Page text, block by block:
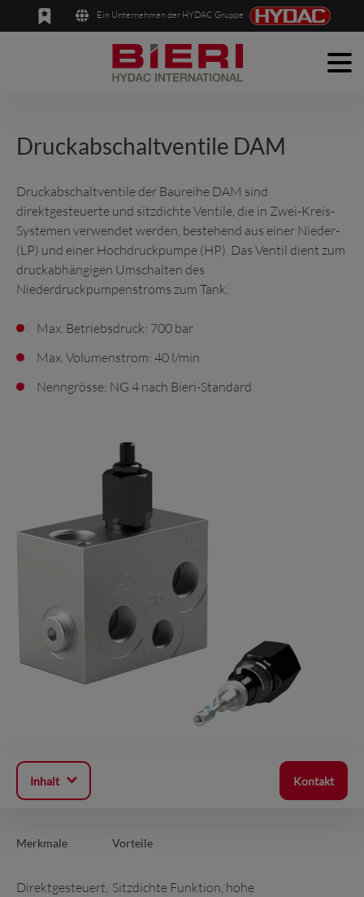
Deutsch
Ein Unternehmen der HYDAC Gruppe
Anwendungen
News
Kontakt
Druckabschaltventile DAM
Druckabschaltventile der Baureihe DAM sind
direktgesteuerte und sitzdichte Ventile, die in Zwei-Kreis-
Systemen verwendet werden, bestehend aus einer Nieder-
(LP) und einer Hochdruckpumpe (HP). Das Ventil dient zum
druckabhängigen Umschalten des
Niederdruckpumpenstroms zum Tank.
Max. Betriebsdruck: 700 bar
Max. Volumenstrom: 40 l/min
Nenngrösse: NG 4 nach Bieri-Standard
Inhalt Kontakt
Merkmale
Direktgesteuert,
Vorteile
Sitzdichte Funktion, hohe